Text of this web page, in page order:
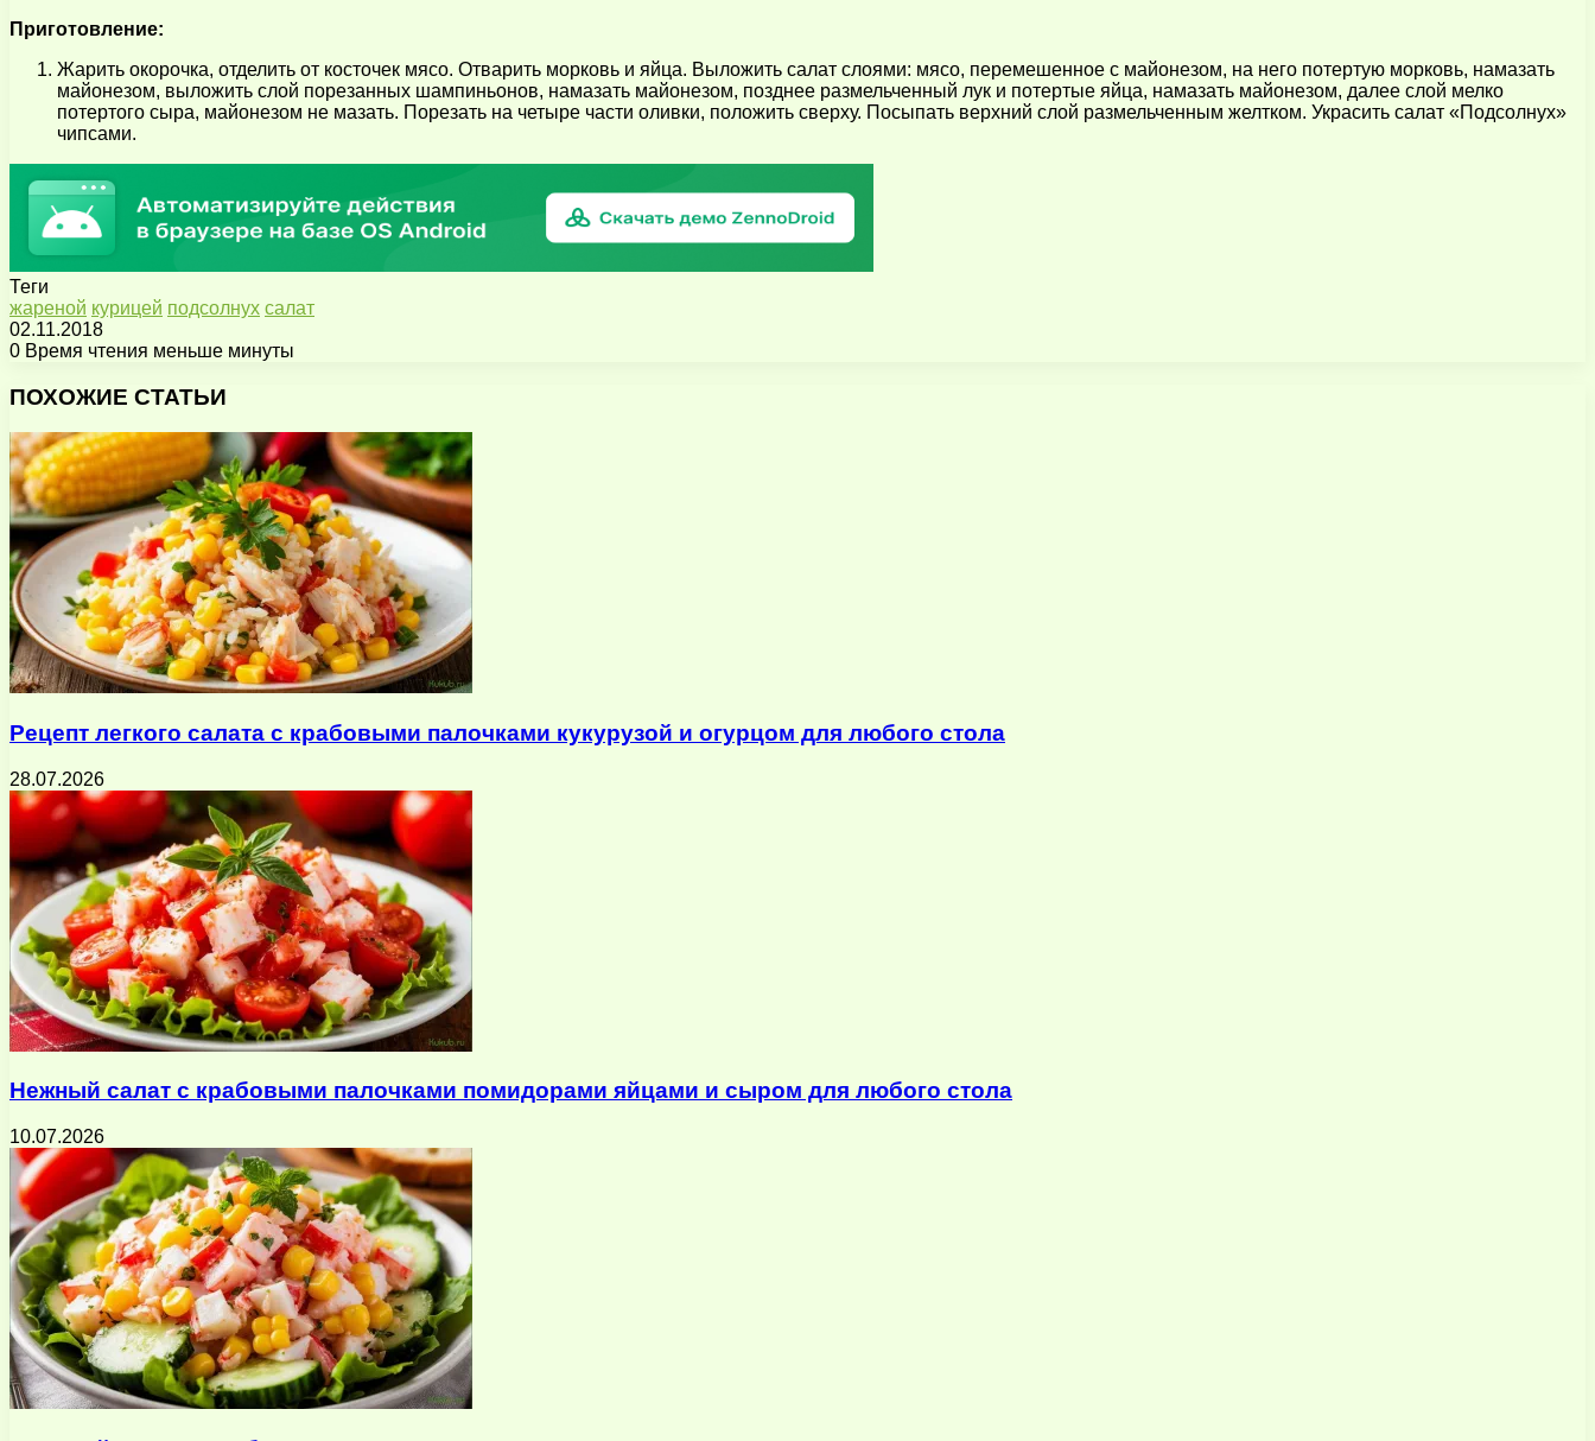
Приготовление:
Жарить окорочка, отделить от косточек мясо. Отварить морковь и яйца. Выложить салат слоями: мясо, перемешенное с майонезом, на него потертую морковь, намазать
майонезом, выложить слой порезанных шампиньонов, намазать майонезом, позднее размельченный лук и потертые яйца, намазать майонезом, далее слой мелко
потертого сыра, майонезом не мазать. Порезать на четыре части оливки, положить сверху. Посыпать верхний слой размельченным желтком. Украсить салат «Подсолнух»
чипсами.
Теги
жареной курицей подсолнух салат
02.11.2018
0 Время чтения меньше минуты
через
почту
ПОХОЖИЕ СТАТЬИ
Рецепт легкого салата с крабовыми палочками кукурузой и огурцом для любого стола
28.07.2026
Нежный салат с крабовыми палочками помидорами яйцами и сыром для любого стола
10.07.2026